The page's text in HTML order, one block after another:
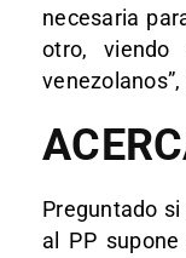
necesaria
otro,
Preguntado
al PP